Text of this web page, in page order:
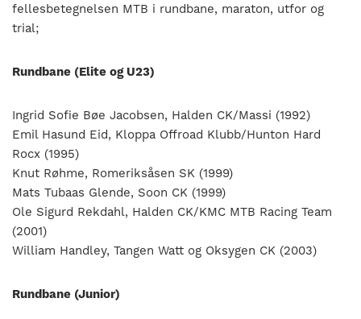
fellesbetegnelsen MTB i rundbane, maraton, utfor og
trial;
Rundbane (Elite og U23)
Ingrid Sofie Bøe Jacobsen, Halden CK/Massi (1992)
Emil Hasund Eid, Kloppa Offroad Klubb/Hunton Hard
Rocx (1995)
Knut Røhme, Romeriksåsen SK (1999)
Mats Tubaas Glende, Soon CK (1999)
Ole Sigurd Rekdahl, Halden CK/KMC MTB Racing Team
(2001)
William Handley, Tangen Watt og Oksygen CK (2003)
Rundbane (Junior)